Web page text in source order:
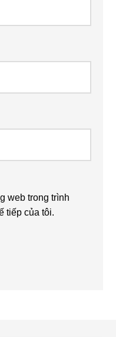
web trong trình
tiếp của tôi.